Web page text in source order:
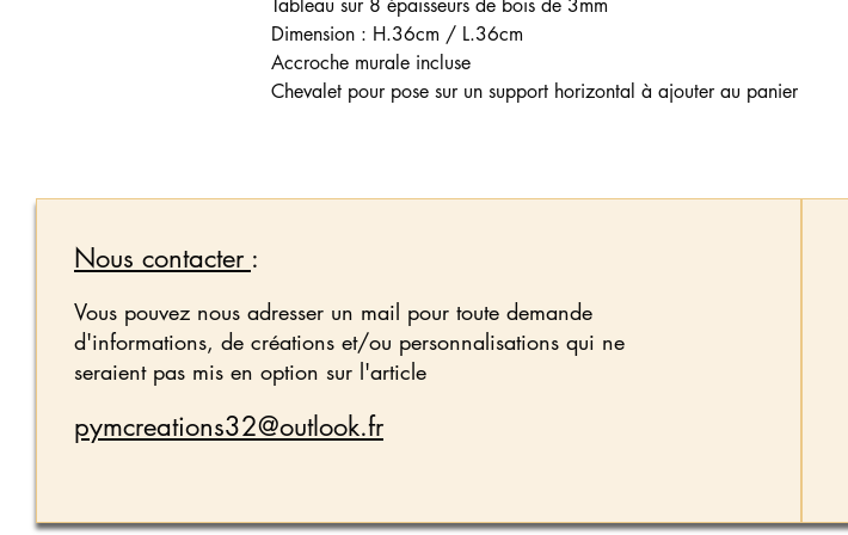
Dimension : H.36cm / L.36cm
Accroche murale incluse
Chevalet pour pose sur un support horizontal à ajouter au panier
Nous contacter :
Vous pouvez nous adresser un mail pour toute demande
d'informations, de créations et/ou personnalisations qui ne
seraient pas mis en option sur l'article
pymcreations32@outlook.fr